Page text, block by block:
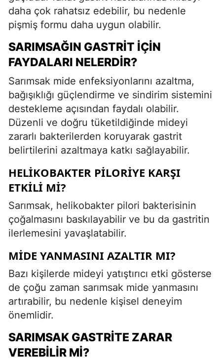
daha çok rahatsız edebilir, bu nedenle
pişmiş formu daha uygun olabilir.
SARIMSAĞIN GASTRIT İÇIN
FAYDALARI NELERDIR?
Sarımsak mide enfeksiyonlarını azaltma,
bağışıklığı güçlendirme ve sindirim sistemini
destekleme açısından faydalı olabilir.
Düzenli ve doğru tüketildiğinde mideyi
zararlı bakterilerden koruyarak gastrit
belirtilerini azaltmaya katkı sağlayabilir.
HELIKOBAKTER PILORIYE KARŞI
ETKILI MI?
Sarımsak, helikobakter pilori bakterisinin
çoğalmasını baskılayabilir ve bu da gastritin
ilerlemesini yavaşlatabilir.
MIDE YANMASINI AZALTIR MI?
Bazı kişilerde mideyi yatıştırıcı etki gösterse
de çoğu zaman sarımsak mide yanmasını
artırabilir, bu nedenle kişisel deneyim
önemlidir.
SARIMSAK GASTRITE ZARAR
VEREBILIR MI?